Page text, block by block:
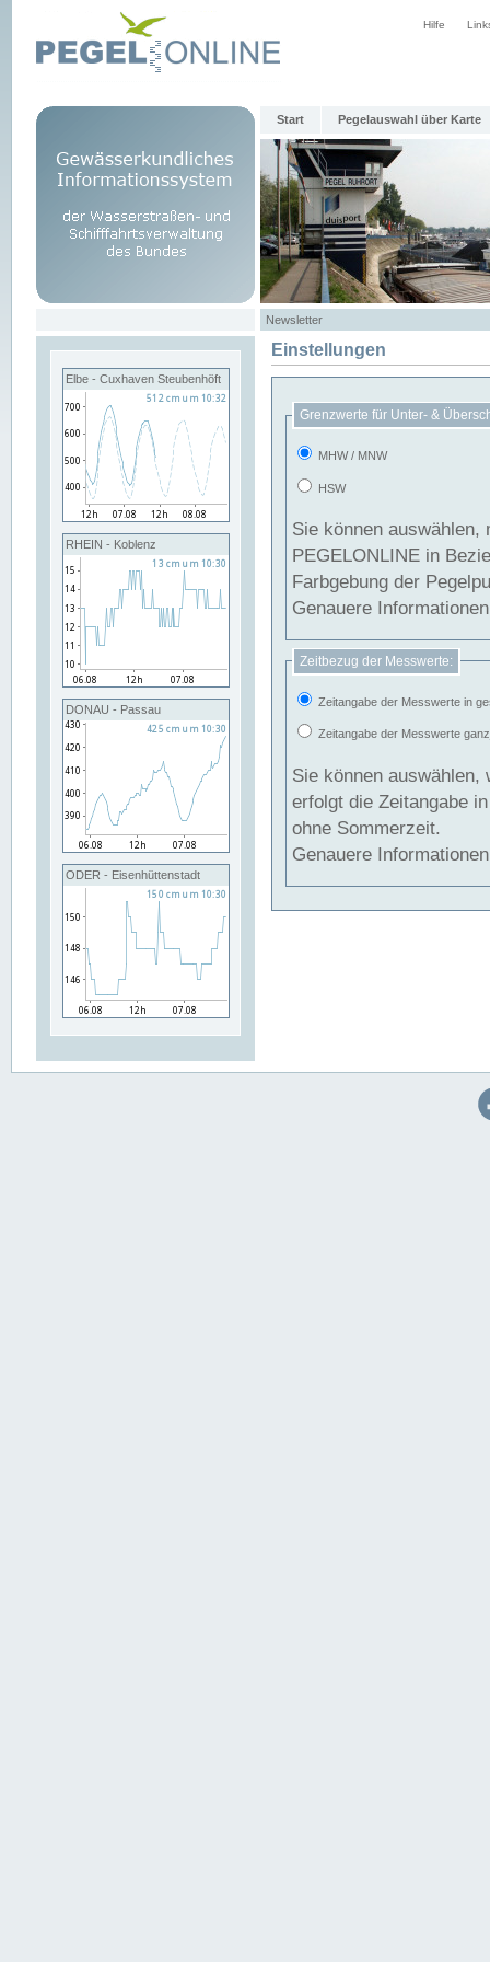
Hilfe
Start Pegelauswahl über Karte
Newsletter
Elbe - Cuxhaven Steubenhöft
RHEIN - Koblenz
DONAU - Passau
ODER - Eisenhüttenstadt
Einstellungen
Grenzwerte für Unter- &
MHW / MNW
HSW
Sie können
PEGELONLINE in Beziehung
Farbgebung der
Genauere
Zeitbezug der Messwerte:
Zeitangabe der Messwerte in
Zeitangabe der Messwerte
Sie können auswählen,
erfolgt die Zeitangabe
ohne Sommerzeit.
Genauere